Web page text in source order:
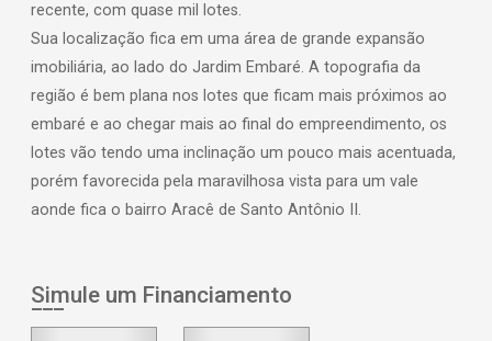
recente, com quase mil lotes.
Sua localização fica em uma área de grande expansão
imobiliária, ao lado do Jardim Embaré. A topografia da
região é bem plana nos lotes que ficam mais próximos ao
embaré e ao chegar mais ao final do empreendimento, os
lotes vão tendo uma inclinação um pouco mais acentuada,
porém favorecida pela maravilhosa vista para um vale
aonde fica o bairro Aracê de Santo Antônio II.
Simule um Financiamento